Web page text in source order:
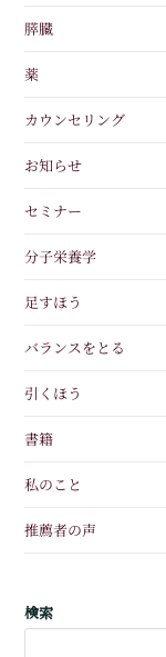
膵臓
薬
カウンセリング
お知らせ
セミナー
分子栄養学
足すほう
バランスをとる
引くほう
書籍
私のこと
推薦者の声
検索